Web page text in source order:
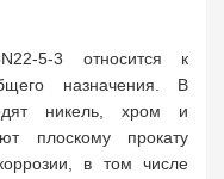
5-3 относится к
назначения. В
никель, хром и
плоскому прокату
в том числе